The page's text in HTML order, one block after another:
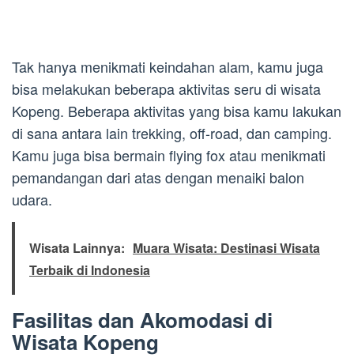
Tak hanya menikmati keindahan alam, kamu juga
bisa melakukan beberapa aktivitas seru di wisata
Kopeng. Beberapa aktivitas yang bisa kamu lakukan
di sana antara lain trekking, off-road, dan camping.
Kamu juga bisa bermain flying fox atau menikmati
pemandangan dari atas dengan menaiki balon
udara.
Wisata Lainnya: Muara Wisata: Destinasi Wisata
Terbaik di Indonesia
Fasilitas dan Akomodasi di
Wisata Kopeng